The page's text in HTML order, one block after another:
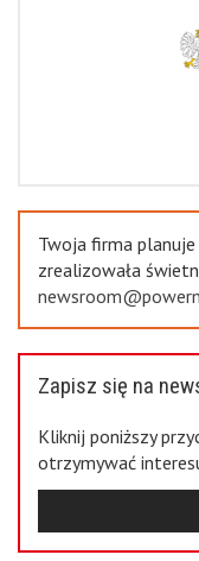
Twoja firma
zrealizowała
Zapisz się na
Kliknij poniższy
otrzymywać